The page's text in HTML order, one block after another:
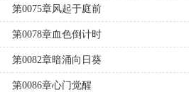
第0075章风起于庭前
第0078章血色倒计时
第0082章暗涌向日葵
第0086章心门觉醒